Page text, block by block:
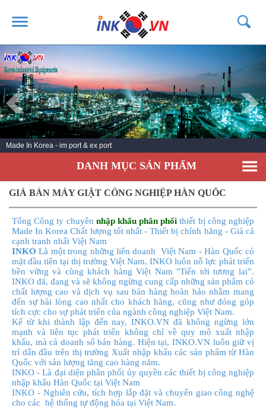
TRANG CHỦ
GIỚI THIỆU
SẢN PHẨM
DỊCH VỤ
TIN TỨC
KHÁCH HÀNG
Made In Korea - im port & ex port
DANH MỤC SẢN PHẨM
GIÁ BÁN MÁY GIẶT CÔNG NGHIỆP HÀN QUỐC
Tổng Công ty chuyên nhập khẩu phân phối thiết bị công nghiệp
Made In Korea Chất lượng tốt nhất - Thiết bị chính hãng - Giá cả
cạnh tranh nhất Việt Nam
INKO Là một trong những liên doanh Việt Nam - Hàn Quốc có
mặt đầu tiên tại thị trường Việt Nam, INKO luôn nỗ lực phát triển
bền vững và cùng khách hàng Việt Nam "Tiến tới tương lai”.
INKO đã, đang và sẽ không ngừng cung cấp những sản phẩm có
chất lượng cao và dịch vụ sau bán hàng hoàn hảo nhằm mang
đến sự hài lòng cao nhất cho khách hàng, cũng như đóng góp
tích cực cho sự phát triển của ngành công nghiệp Việt Nam.
Kể từ khi thành lập đến nay, INKO.VN đã không ngừng lớn
mạnh và liên tục phát triển không chỉ về quy mô xuất nhập
khẩu, mà cả doanh số bán hàng. Hiện tại, INKO.VN luôn giữ vị
trí dẫn đầu trên thị trường Xuất nhập khẩu các sản phẩm từ Hàn
Quốc với sản lượng tăng cao hàng năm.
INKO - Là đại diện phân phối ủy quyền các thiết bị công nghiệp
nhập khẩu Hàn Quốc tại Việt Nam
INKO - Nghiên cứu, tích hợp lắp đặt và chuyển giao công nghệ
cho các hệ thống tự động hóa tại Việt Nam.